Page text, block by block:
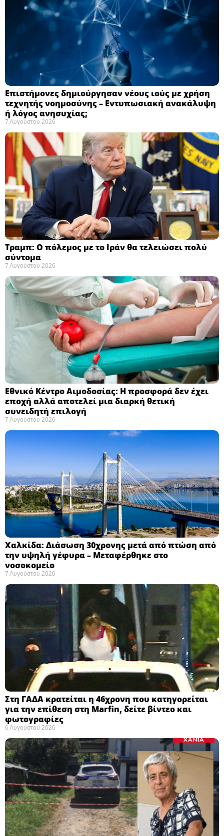
Επιστήμονες δημιούργησαν νέους ιούς με χρήση
τεχνητής νοημοσύνης – Εντυπωσιακή ανακάλυψη
ή λόγος ανησυχίας; ​
7 Αυγούστου 2026
Τραμπ: Ο πόλεμος με το Ιράν θα τελειώσει πολύ
σύντομα ​
7 Αυγούστου 2026
Εθνικό Κέντρο Αιμοδοσίας: H προσφορά δεν έχει
εποχή αλλά αποτελεί μια διαρκή θετική
συνειδητή επιλογή ​
7 Αυγούστου 2026
Χαλκίδα: Διάσωση 30χρονης μετά από πτώση από
την υψηλή γέφυρα – Μεταφέρθηκε στο
νοσοκομείο ​
7 Αυγούστου 2026
Στη ΓΑΔΑ κρατείται η 46χρονη που κατηγορείται
για την επίθεση στη Marfin, δείτε βίντεο και
φωτογραφίες
6 Αυγούστου 2026